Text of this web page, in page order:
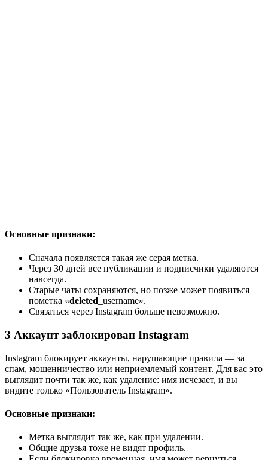
Основные признаки:
Сначала появляется такая же серая метка.
Через 30 дней все публикации и подписчики удаляются
навсегда.
Старые чаты сохраняются, но позже может появиться
пометка «deleted _username».
Связаться через Instagram больше невозможно.
3 Аккаунт заблокирован Instagram
Instagram блокирует аккаунты, нарушающие правила — за
спам, мошенничество или неприемлемый контент. Для вас это
выглядит почти так же, как удаление: имя исчезает, и вы
видите только «Пользователь Instagram».
Основные признаки:
Метка выглядит так же, как при удалении.
Общие друзья тоже не видят профиль.